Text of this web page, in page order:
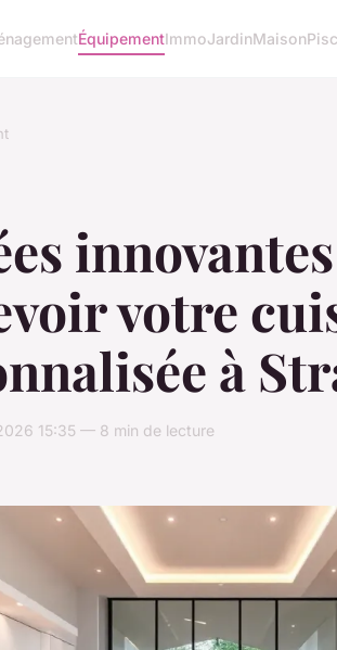
ÉquipementImmoJardinMaison
votre
à
15:35 — 8 min de lecture